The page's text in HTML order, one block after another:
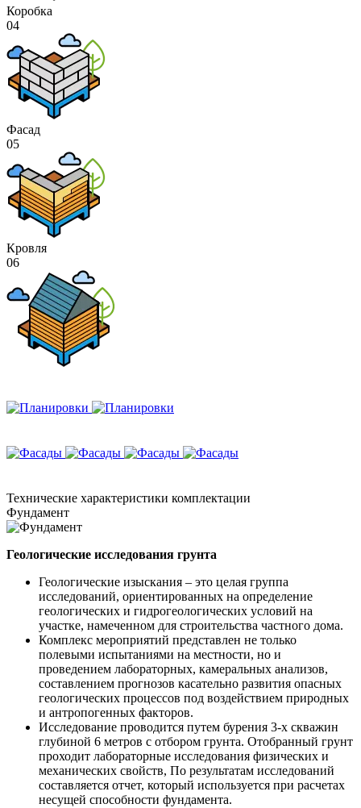
Коробка
04
Фасад
05
Кровля
06
Технические характеристики комплектации
Фундамент
Геологические исследования грунта
Геологические изыскания – это целая группа
исследований, ориентированных на определение
геологических и гидрогеологических условий на
участке, намеченном для строительства частного дома.
Комплекс мероприятий представлен не только
полевыми испытаниями на местности, но и
проведением лабораторных, камеральных анализов,
составлением прогнозов касательно развития опасных
геологических процессов под воздействием природных
и антропогенных факторов.
Исследование проводится путем бурения 3-х скважин
глубиной 6 метров с отбором грунта. Отобранный грунт
проходит лабораторные исследования физических и
механических свойств, По результатам исследований
составляется отчет, который используется при расчетах
несущей способности фундамента.